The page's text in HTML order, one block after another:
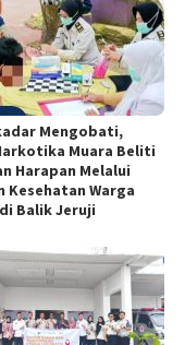
Mengobati,
Muara Beliti
Harapan Melalui
Kesehatan Warga
Balik Jeruji